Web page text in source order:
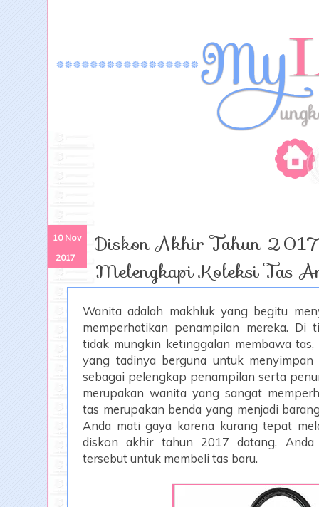
10 Nov
2017
Diskon Akhir Tahun
Melengkapi Koleksi Tas
Wanita adalah makhluk yang begitu
memperhatikan penampilan mereka. Di
tidak mungkin ketinggalan membawa
yang tadinya berguna untuk menyimpan
sebagai pelengkap penampilan serta
merupakan wanita yang sangat
tas merupakan benda yang menjadi
Anda mati gaya karena kurang tepat
diskon akhir tahun 2017 datang, Anda
tersebut untuk membeli tas baru.